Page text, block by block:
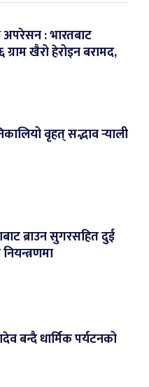
अपरेसन : भारतबाट
खैरो हेरोइन बरामद,
वृहत् सद्भाव र्‍याली
ब्राउन सुगरसहित दुई
बन्दै धार्मिक पर्यटनको